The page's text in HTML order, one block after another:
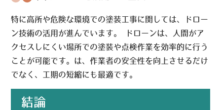
特に高所や危険な環境での塗装工事に関しては、ドロー
ン技術の活用が進んでいます。 ドローンは、人間がア
クセスしにくい場所での塗装や点検作業を効率的に行う
ことが可能です。は、作業者の安全性を向上させるだけ
でなく、工期の短縮にも最適です。
結論